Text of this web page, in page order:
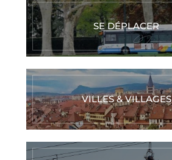
SE DÉPLACER
VILLES & VILLAGES